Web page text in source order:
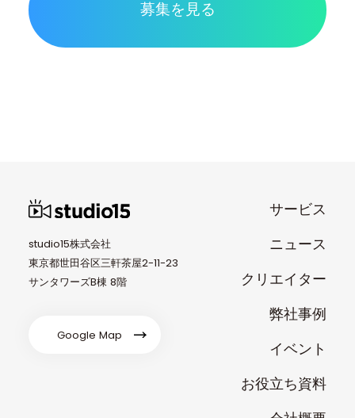
募集を見る
studio15株式会社
東京都世田谷区三軒茶屋2-11-23
サンタワーズB棟 8階
Google Map
サービス
ニュース
クリエイター
弊社事例
イベント
お役立ち資料